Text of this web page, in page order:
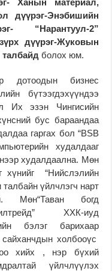
Ханын материал,
дүүрэг-Энэбишийн
“Нарантуул-2”
дүүрэг-Жуковын
талбайд болох юм.
дотоодын бизнес
бүтээгдэхүүндээ
Их эзэн Чингисийн
бус бараандаа
гаргах бол “ВSВ
худалдааг
худалдаална. Мөн
хүнийг “Нийслэлийн
үйлчлэгч нарт
богд
ХХК-иуд
бэлэг барихаар
холбооүс
хийх , нэр бүхий
үйлчлүүлэх